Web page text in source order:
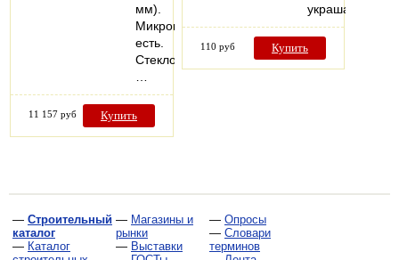
мм).
Микропроветривание:
есть.
Стеклопакеты:
11 157 руб Купить
украшают…
110 руб Купить
— Строительный
каталог
— Каталог
— Магазины и
рынки
— Выставки
— Опросы
— Словари
терминов